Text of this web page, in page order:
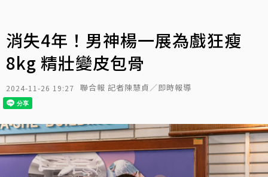
消失4年！男神楊一展為戲狂瘦
8kg 精壯變皮包骨
2024-11-26 19:27 聯合報 記者陳慧貞／即時報導